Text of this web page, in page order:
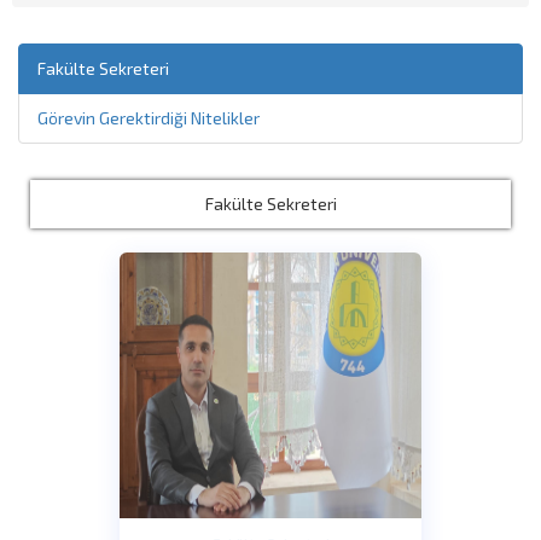
Fakülte Sekreteri
Görevin Gerektirdiği Nitelikler